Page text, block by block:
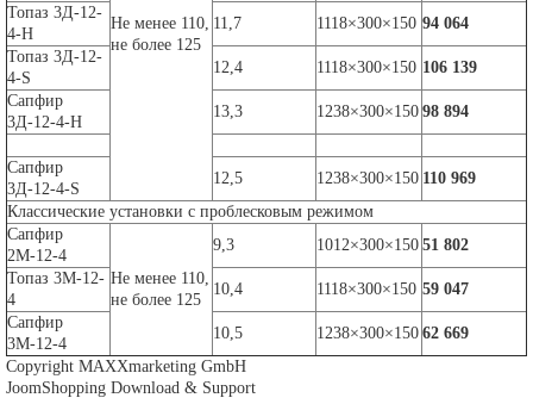
Не менее 110,
не более 125
Топаз 3Д-12-
4-H
11,7 1118×300×150 94 064
Топаз 3Д-12-
4-S
12,4 1118×300×150 106 139
Сапфир
3Д-12-4-H
13,3 1238×300×150 98 894
Сапфир
3Д-12-4-S
12,5 1238×300×150 110 969
Классические установки с проблесковым режимом
Сапфир
2М-12-4
Не менее 110,
не более 125
9,3 1012×300×150 51 802
Топаз 3М-12-
4
10,4 1118×300×150 59 047
Сапфир
3М-12-4
10,5 1238×300×150 62 669
Copyright MAXXmarketing GmbH
JoomShopping Download & Support